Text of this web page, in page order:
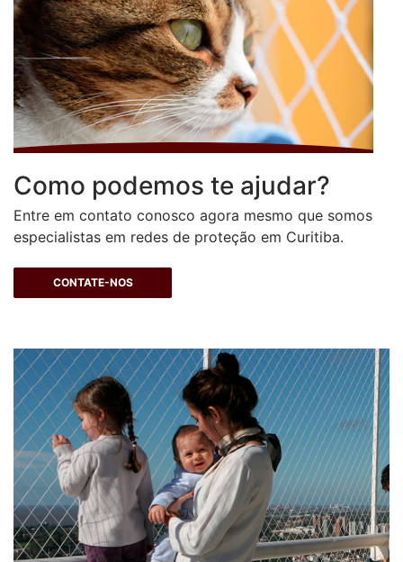
Como podemos te ajudar?
Entre em contato conosco agora mesmo que somos
especialistas em redes de proteção em Curitiba.
CONTATE-NOS